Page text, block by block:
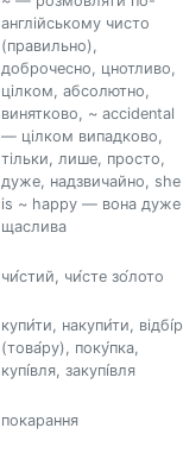
англійському чисто
(правильно),
доброчесно, цнотливо,
цілком, абсолютно,
винятково, ~ accidental
— цілком випадково,
тільки, лише, просто,
дуже, надзвичайно, she
is ~ happy — вона дуже
щаслива
чи́стий, чи́сте зо́лото
купи́ти, накупи́ти, відбі́р
(това́ру), поку́пка,
купі́вля, закупі́вля
покарання